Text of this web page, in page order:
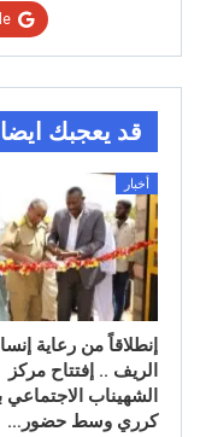
قد يعجبك ايضا
أخبار
إنطلاقاً من رعاية
الريف .. إفتتاح مركز
الشهيناب الاجتماعي
كرري وسط حضور…